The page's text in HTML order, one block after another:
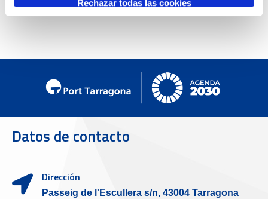
Rechazar todas las cookies
Datos de contacto
Dirección
Passeig de l'Escullera s/n, 43004 Tarragona